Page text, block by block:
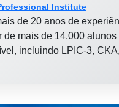
Institute
de 20 anos de
de mais de 14.000 alunos
incluindo LPIC-3,